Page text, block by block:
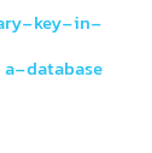
key-in-
a-database